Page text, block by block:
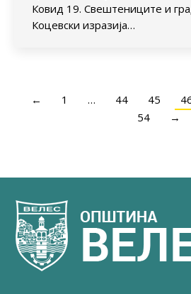
Ковид 19. Свештениците и
Коцевски изразија…
← 1 … 44 45
54
→